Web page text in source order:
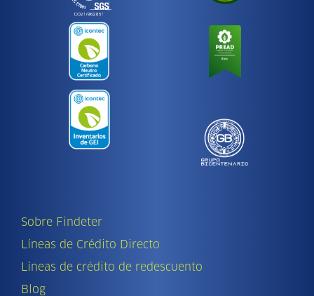
Sobre Findeter
Líneas de Crédito Directo
Líneas de crédito de redescuento
Blog